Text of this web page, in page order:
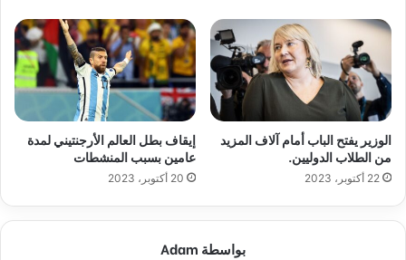
الوزير يفتح الباب أمام آلاف المزيد
من الطلاب الدوليين.
22 أكتوبر، 2023
إيقاف بطل العالم الأرجنتيني لمدة
عامين بسبب المنشطات
20 أكتوبر، 2023
بواسطة Adam